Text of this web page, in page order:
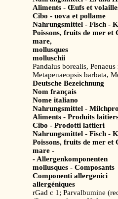
Aliments - Œufs et
Cibo - uova et pollame
Nahrungsmittel - Fisch -
Poissons, fruits de mer et
mare,
mollusques
molluschii
Pandalus borealis,
Metapenaeopsis barbata,
Deutsche Bezeichnung
Nom français
Nome italiano
Nahrungsmittel -
Aliments - Produits
Cibo - Prodotti lattieri
Nahrungsmittel - Fisch -
Poissons, fruits de mer et
mare -
- Allergenkomponenten
mollusques - Composants
Componenti allergenici
allergéniques
rGad c 1; Parvalbumine